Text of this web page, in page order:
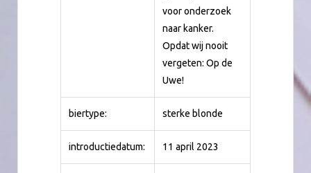
voor onderzoek
naar kanker.
Opdat wij nooit
vergeten: Op de
Uwe!
biertype: sterke blonde
introductiedatum: 11 april 2023